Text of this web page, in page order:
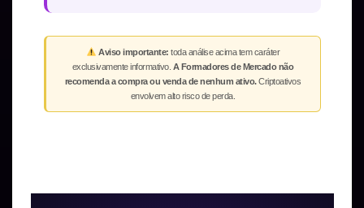
Aviso importante: toda análise acima tem caráter
exclusivamente informativo. A Formadores de Mercado não
recomenda a compra ou venda de nenhum ativo.Criptoativos
envolvem alto risco de perda.